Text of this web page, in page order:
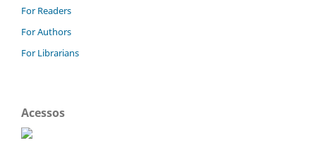
For Readers
For Authors
For Librarians
Acessos